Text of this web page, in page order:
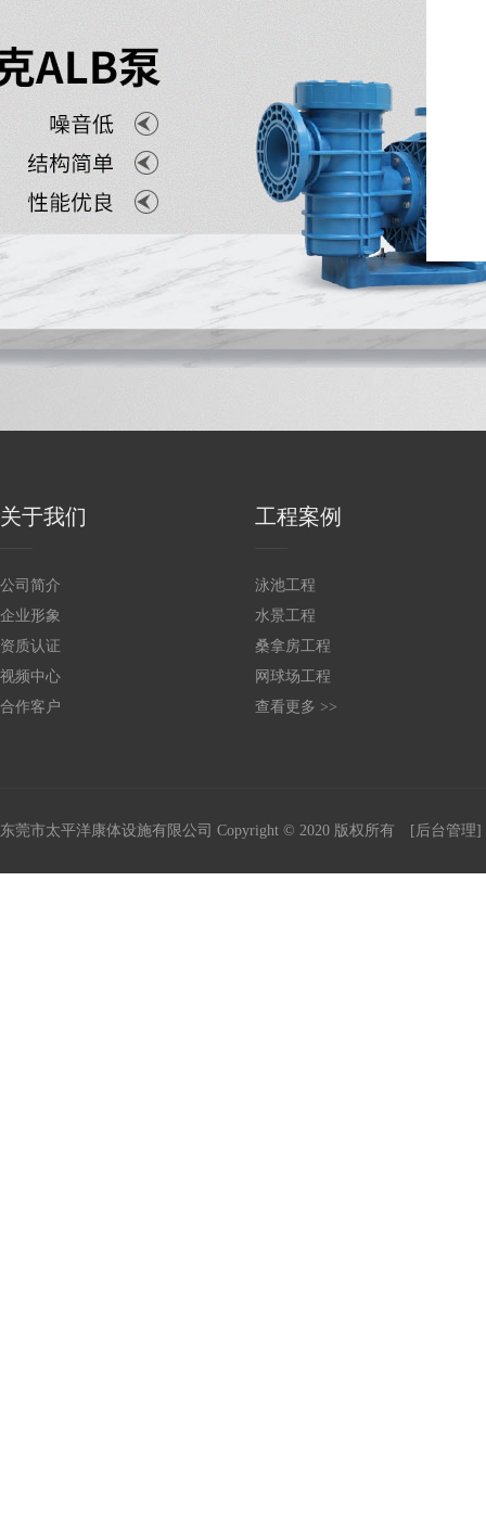
关于我们
公司简介
企业形象
资质认证
视频中心
合作客户
工程案例
泳池工程
水景工程
桑拿房工程
网球场工程
查看更多 >>
东莞市太平洋康体设施有限公司 Copyright © 2020 版权所有 [后台管理]